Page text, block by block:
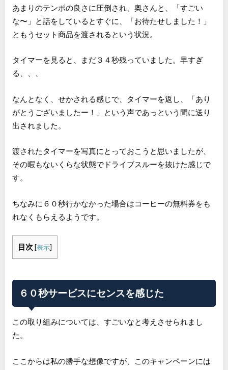
あまりのテンポの良さに圧倒され、奥さんと、「すごい
な〜」と話をしているとすぐに、「お待たせしました！」
ともうセット商品を渡されるという状況。
タイマーを見ると、まだ３４秒残っていました。早すぎ
る、、、
なんとなく、せかされる感じで、タイマーを返し、「あり
がとうございましたー！」という声であっという間に送り
出されました。
渡されたタイマーを写真にとっておこうと思いましたが、
その暇もないくらな状態でドライブスルーを抜けた感じで
す。
ちなみに６０秒行かなかった場合はコーヒーの無料券をも
れなくもらえるようです。
目次 [表示]
６０秒サービスにセンスを感じた
この取り組みについては、すごいなと考えさせられまし
た。
ここからは私の勝手な想像ですが、このキャンペーンには